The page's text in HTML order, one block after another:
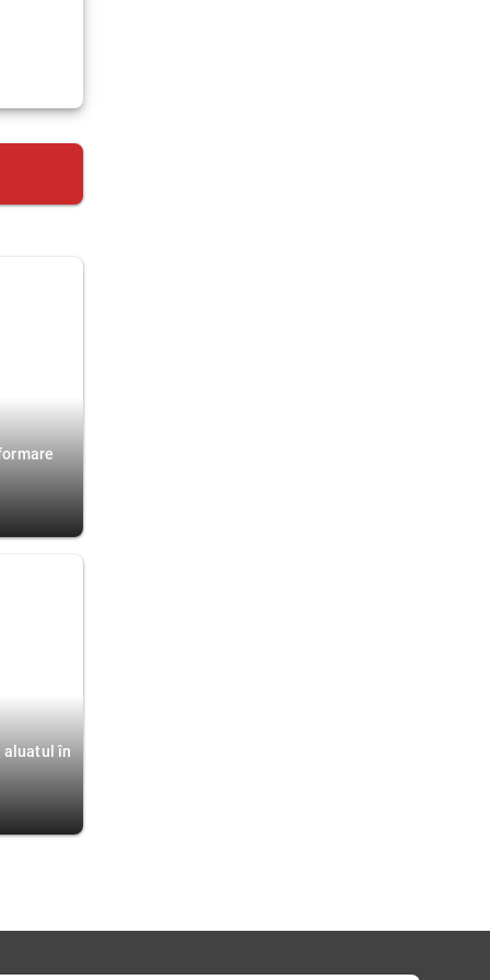
aluatul în